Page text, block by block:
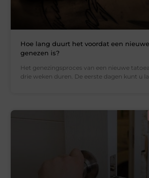
Hoe lang duurt het voordat een
genezen is?
Het genezingsproces van een nieuwe
drie weken duren. De eerste dagen kunt u